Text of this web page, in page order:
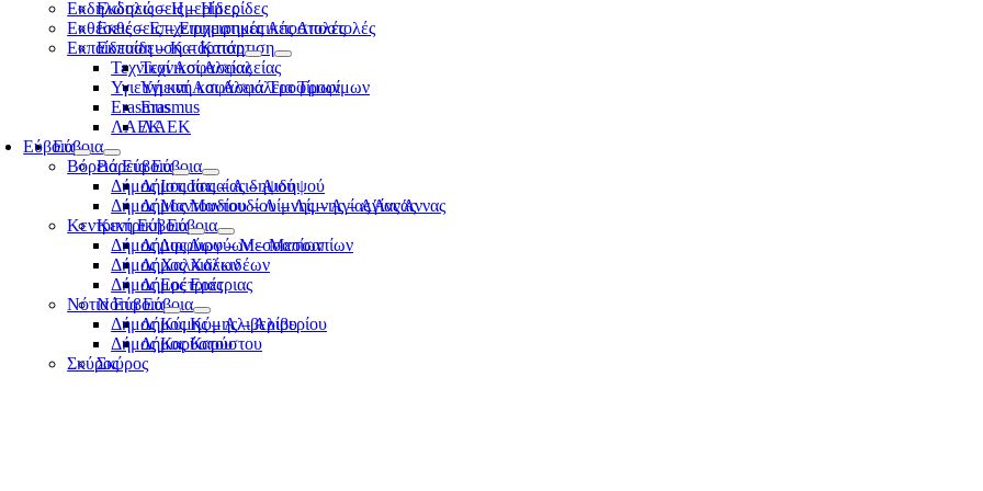
Εκδηλώσεις – Ημερίδες
Εκθέσεις – Επιχειρηματικές Αποστολές
Εκπαίδευση – Κατάρτιση
Τεχνικοί Ασφαλείας
Υγιεινή και Ασφάλεια Τροφίμων
Erasmus
ΛΑΕΚ
Εύβοια
Βόρεια Εύβοια
Δήμος Ιστιαίας – Αιδηψού
Δήμος Μαντουδίου – Λίμνης – Αγίας Άννας
Κεντρική Εύβοια
Δήμος Διρφύων – Μεσσαπίων
Δήμος Χαλκιδέων
Δήμος Ερέτριας
Νότια Εύβοια
Δήμος Κύμης – Αλιβερίου
Δήμος Καρύστου
Σκύρος
Εκδηλώσεις – Ημερίδες
Εκθέσεις – Επιχειρηματικές Αποστολές
Εκπαίδευση – Κατάρτιση
Τεχνικοί Ασφαλείας
Υγιεινή και Ασφάλεια Τροφίμων
Erasmus
ΛΑΕΚ
Εύβοια
Βόρεια Εύβοια
Δήμος Ιστιαίας – Αιδηψού
Δήμος Μαντουδίου – Λίμνης – Αγίας Άννας
Κεντρική Εύβοια
Δήμος Διρφύων – Μεσσαπίων
Δήμος Χαλκιδέων
Δήμος Ερέτριας
Νότια Εύβοια
Δήμος Κύμης – Αλιβερίου
Δήμος Καρύστου
Σκύρος